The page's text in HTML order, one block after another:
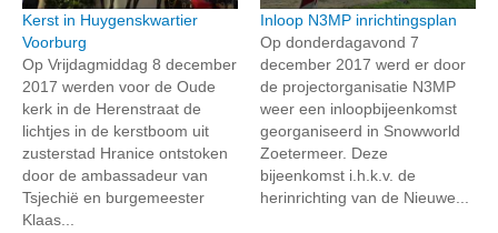
Kerst in Huygenskwartier
Voorburg
Op Vrijdagmiddag 8 december
2017 werden voor de Oude
kerk in de Herenstraat de
lichtjes in de kerstboom uit
zusterstad Hranice ontstoken
door de ambassadeur van
Tsjechië en burgemeester
Klaas...
Inloop N3MP inrichtingsplan
Op donderdagavond 7
december 2017 werd er door
de projectorganisatie N3MP
weer een inloopbijeenkomst
georganiseerd in Snowworld
Zoetermeer. Deze
bijeenkomst i.h.k.v. de
herinrichting van de Nieuwe...